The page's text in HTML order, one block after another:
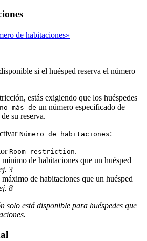
de habitaciones»
si el huésped reserva el número
estás exigiendo que los huéspedes
no más de un número especificado de
su reserva.
Número de habitaciones:
Room restriction.
de habitaciones que un huésped
3
de habitaciones que un huésped
8
solo está disponible para huéspedes que